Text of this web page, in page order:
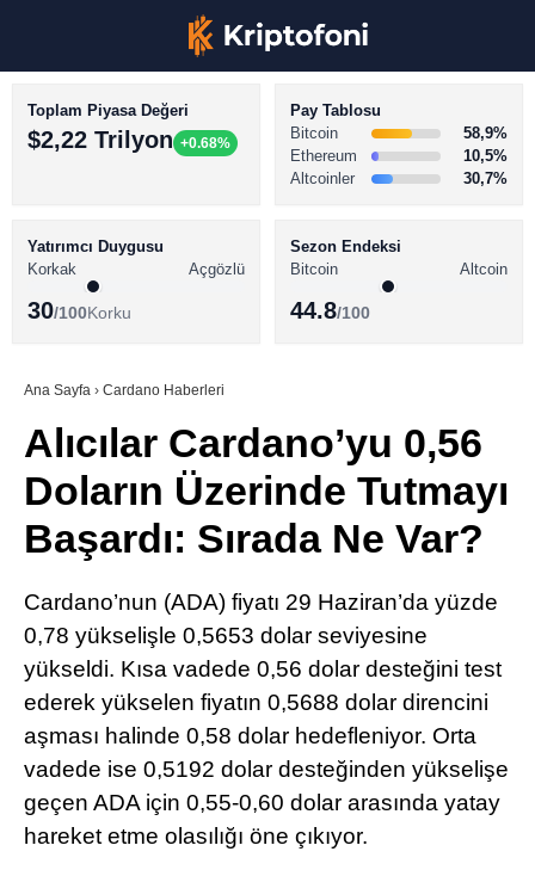
Youtube
TikTok
LinkedIn
Telegram
BİTCOİN HABERLERİ
ALTCOİN HABERLERİ
SÖZLÜK
Toplam Piyasa Değeri
$2,22 Trilyon +0.68%
Pay Tablosu
Bitcoin
58,9%
Ethereum
10,5%
Altcoinler
30,7%
Yatırımcı Duygusu
Korkak
Açgözlü
30/100Korku
Sezon Endeksi
Bitcoin
Altcoin
44.8/100
Ana Sayfa › Cardano Haberleri
Alıcılar Cardano’yu 0,56
Doların Üzerinde Tutmayı
Başardı: Sırada Ne Var?
Cardano’nun (ADA) fiyatı 29 Haziran’da yüzde
0,78 yükselişle 0,5653 dolar seviyesine
yükseldi. Kısa vadede 0,56 dolar desteğini test
ederek yükselen fiyatın 0,5688 dolar direncini
aşması halinde 0,58 dolar hedefleniyor. Orta
vadede ise 0,5192 dolar desteğinden yükselişe
geçen ADA için 0,55-0,60 dolar arasında yatay
hareket etme olasılığı öne çıkıyor.